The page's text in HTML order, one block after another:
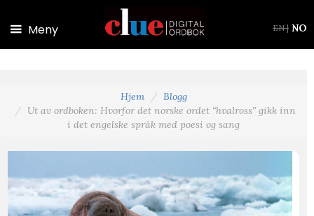
Meny EN| NO
Hjem
Blogg
Ut av ordboken: Hvorfor det norske ordet “hvalross” gikk inn
i det engelske språk med poesi og sang